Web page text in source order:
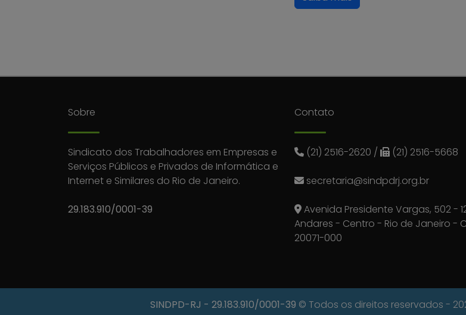
Sobre
Sindicato dos Trabalhadores em Empresas e
Serviços Públicos e Privados de Informática e
Internet e Similares do Rio de Janeiro.
29.183.910/0001-39
Contato
(21) 2516-2620 / (21) 2516-5668
secretaria@sindpdrj.org.br
Avenida Presidente Vargas, 502 -
Andares - Centro - Rio de Janeiro -
20071-000
SINDPD-RJ - 29.183.910/0001-39 © Todos os direitos reservados -